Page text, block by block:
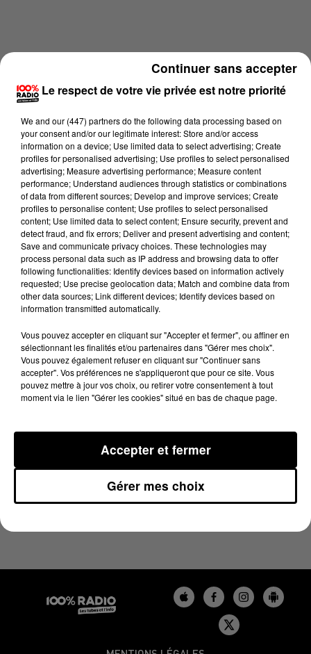
Lecture (1 min 14 sec)
100%
6 juin 2026 - 1 min 14 sec
L'AGENDA DU LOT DU 06/06/2026 À 08H38
Le respect de votre vie privée est notre priorité
We and our (447) partnersdo the following data processing based on
your consent and/or our legitimate interest: Store and/or access
information on a device; Use limited data to select advertising; Create
profiles for personalised advertising; Use profiles to select personalised
advertising; Measure advertising performance; Measure content
performance; Understand audiences through statistics or combinations
of data from different sources; Develop and improve services; Create
profiles to personalise content; Use profiles to select personalised
content; Use limited data to select content; Ensure security, prevent and
detect fraud, and fix errors; Deliver and present advertising and content;
Save and communicate privacy choices. These technologies may
process personal data such as IP address and browsing data to offer
following functionalities: Identify devices based on information actively
requested; Use precise geolocation data; Match and combine data from
other data sources; Link different devices; Identify devices based on
information transmitted automatically.
Vous pouvez accepter en cliquant sur "Accepter et fermer", ou affiner en
sélectionnant les finalités et/ou partenaires dans "Gérer mes choix".
Vous pouvez également refuser en cliquant sur "Continuer sans
accepter". Vos préférences ne s'appliqueront que pour ce site. Vous
pouvez mettre à jour vos choix, ou retirer votre consentement à tout
moment via le lien "Gérer les cookies" situé en bas de chaque page.
Gérer mes choix
Accepter et fermer
Continuer sans accepter